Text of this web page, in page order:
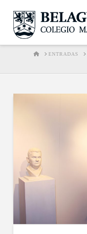
HOMEENTRADAS